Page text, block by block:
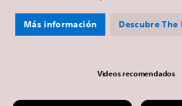
Más información Descubre The
Videos recomendados